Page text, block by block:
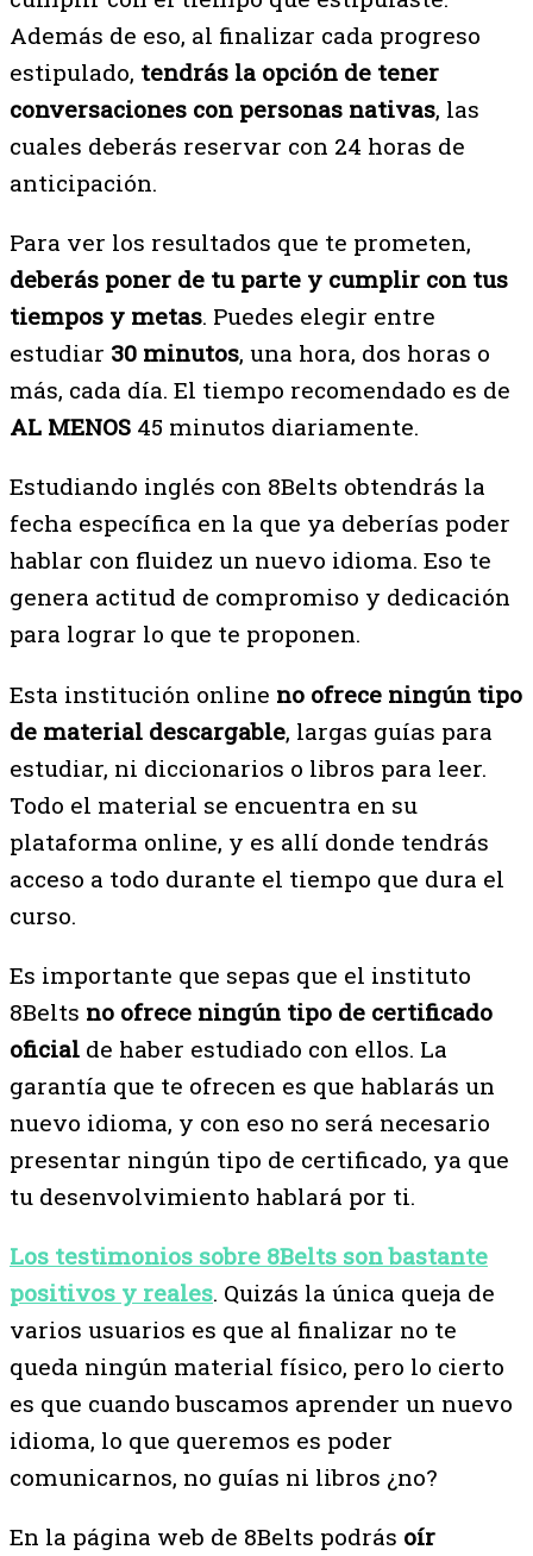
Además de eso, al finalizar cada progreso
estipulado, tendrás la opción de tener
conversaciones con personas nativas, las
cuales deberás reservar con 24 horas de
anticipación.
Para ver los resultados que te prometen,
deberás poner de tu parte y cumplir con tus
tiempos y metas. Puedes elegir entre
estudiar 30 minutos, una hora, dos horas o
más, cada día. El tiempo recomendado es de
AL MENOS 45 minutos diariamente.
Estudiando inglés con 8Belts obtendrás la
fecha específica en la que ya deberías poder
hablar con fluidez un nuevo idioma. Eso te
genera actitud de compromiso y dedicación
para lograr lo que te proponen.
Esta institución online no ofrece ningún tipo
de material descargable, largas guías para
estudiar, ni diccionarios o libros para leer.
Todo el material se encuentra en su
plataforma online, y es allí donde tendrás
acceso a todo durante el tiempo que dura el
curso.
Es importante que sepas que el instituto
8Belts no ofrece ningún tipo de certificado
oficial de haber estudiado con ellos. La
garantía que te ofrecen es que hablarás un
nuevo idioma, y con eso no será necesario
presentar ningún tipo de certificado, ya que
tu desenvolvimiento hablará por ti.
Los testimonios sobre 8Belts son bastante
positivos y reales. Quizás la única queja de
varios usuarios es que al finalizar no te
queda ningún material físico, pero lo cierto
es que cuando buscamos aprender un nuevo
idioma, lo que queremos es poder
comunicarnos, no guías ni libros ¿no?
En la página web de 8Belts podrás oír